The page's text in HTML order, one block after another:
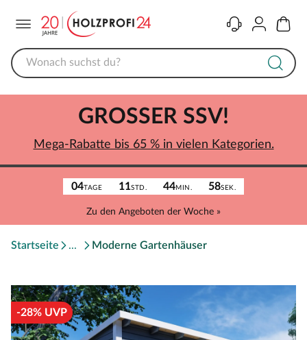
KontaktKonto
04TAGE 11STD. 44MIN. 58SEK.
Zu den Angeboten der Woche »
GROSSER SSV!
Mega-Rabatte bis 65 % in vielen Kategorien.
Startseite Moderne Gartenhäuser
-28% UVP